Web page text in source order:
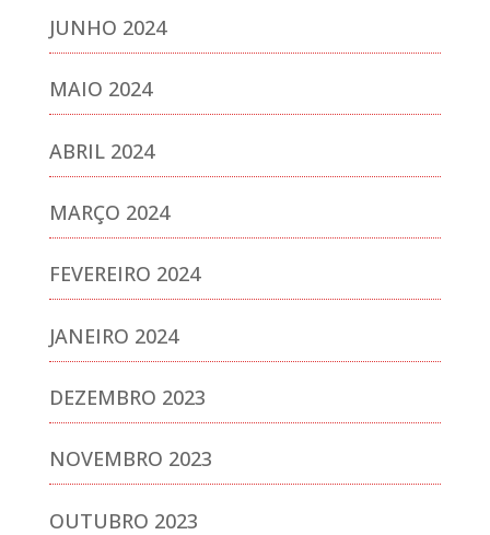
JUNHO 2024
MAIO 2024
ABRIL 2024
MARÇO 2024
FEVEREIRO 2024
JANEIRO 2024
DEZEMBRO 2023
NOVEMBRO 2023
OUTUBRO 2023